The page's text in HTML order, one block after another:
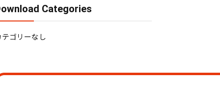
Categories
テゴリーなし